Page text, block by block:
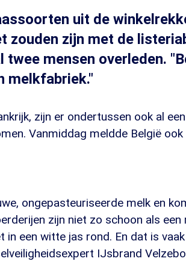
uit de
zouden zijn met de
twee mensen overleden.
melkfabriek."
zijn er ondertussen ook al
Vanmiddag meldde België
ongepasteuriseerde melk en
zijn niet zo schoon als een
een witte jas rond. En dat is
IJsbrand